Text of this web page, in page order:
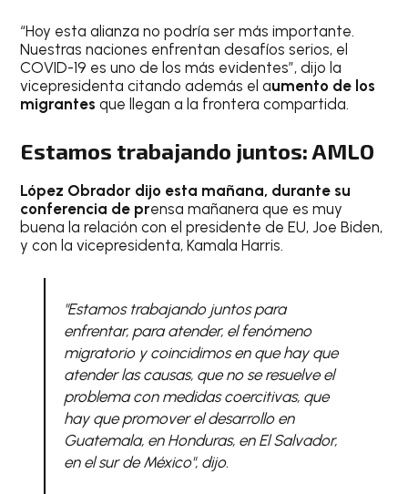
“Hoy esta alianza no podría ser más importante.
Nuestras naciones enfrentan desafíos serios, el
COVID-19 es uno de los más evidentes”, dijo la
vicepresidenta citando además el aumento de los
migrantes que llegan a la frontera compartida.
Estamos trabajando juntos: AMLO
López Obrador dijo esta mañana, durante su
conferencia de prensa mañanera que es muy
buena la relación con el presidente de EU, Joe Biden,
y con la vicepresidenta, Kamala Harris.
"Estamos trabajando juntos para
enfrentar, para atender, el fenómeno
migratorio y coincidimos en que hay que
atender las causas, que no se resuelve el
problema con medidas coercitivas, que
hay que promover el desarrollo en
Guatemala, en Honduras, en El Salvador,
en el sur de México", dijo.